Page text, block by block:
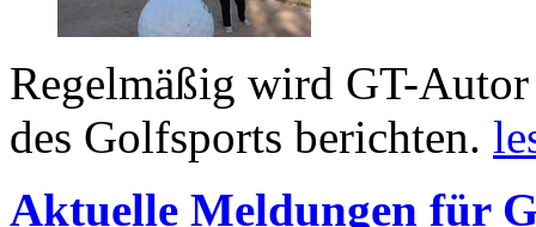
Regelmäßig wird GT-
des Golfsports berichten.
Aktuelle Meldungen für